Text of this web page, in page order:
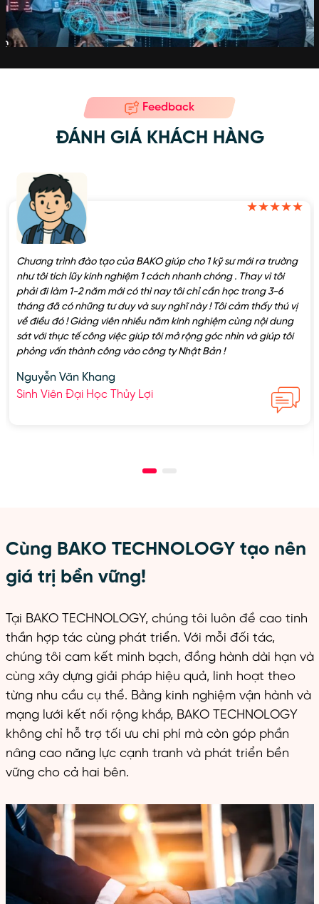
Feedback
ĐÁNH GIÁ KHÁCH HÀNG
Chương trình đào tạo của BAKO giúp cho 1 kỹ sư mới ra trường
như tôi tích lũy kinh nghiệm 1 cách nhanh chóng . Thay vì tôi
phải đi làm 1-2 năm mới có thì nay tôi chỉ cần học trong 3-6
tháng đã có những tư duy và suy nghĩ này ! Tôi cảm thấy thú vị
về điều đó ! Giảng viên nhiều năm kinh nghiệm cùng nội dung
sát với thực tế công việc giúp tôi mở rộng góc nhìn và giúp tôi
phỏng vấn thành công vào công ty Nhật Bản !
Nguyễn Văn Khang
Sinh Viên Đại Học Thủy Lợi
Cùng BAKO TECHNOLOGY tạo nên
giá trị bền vững!
Tại BAKO TECHNOLOGY, chúng tôi luôn đề cao tinh
thần hợp tác cùng phát triển. Với mỗi đối tác,
chúng tôi cam kết minh bạch, đồng hành dài hạn và
cùng xây dựng giải pháp hiệu quả, linh hoạt theo
từng nhu cầu cụ thể. Bằng kinh nghiệm vận hành và
mạng lưới kết nối rộng khắp, BAKO TECHNOLOGY
không chỉ hỗ trợ tối ưu chi phí mà còn góp phần
nâng cao năng lực cạnh tranh và phát triển bền
vững cho cả hai bên.